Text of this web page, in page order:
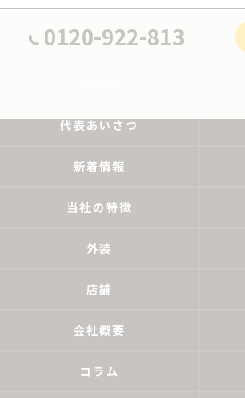
0120-922-813
代表あいさつ
新着情報
当社の特徴
外装
店舗
会社概要
コラム